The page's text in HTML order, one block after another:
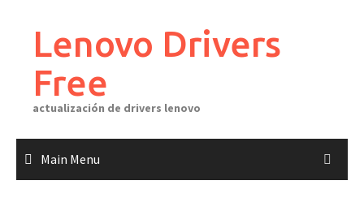
contentLenovo Drivers
Free
actualización de drivers lenovo
Main Menu